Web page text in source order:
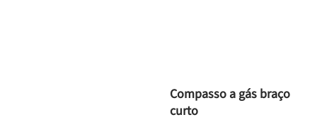
Compasso a gás braço
curto